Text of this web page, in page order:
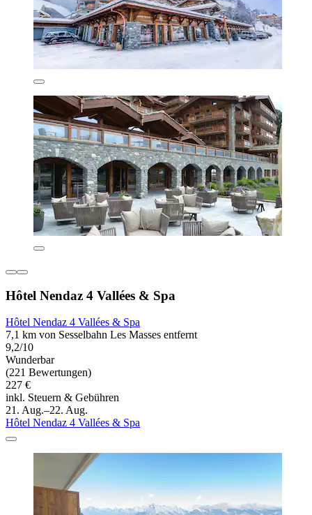
Hôtel Nendaz 4 Vallées & Spa
Hôtel Nendaz 4 Vallées & Spa
7,1 km von Sesselbahn Les Masses entfernt
9,2/10
Wunderbar
(221 Bewertungen)
227 €
inkl. Steuern & Gebühren
21. Aug.–22. Aug.
Hôtel Nendaz 4 Vallées & Spa